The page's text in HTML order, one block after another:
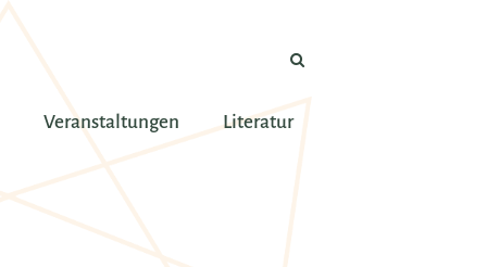
Veranstaltungen Literatur